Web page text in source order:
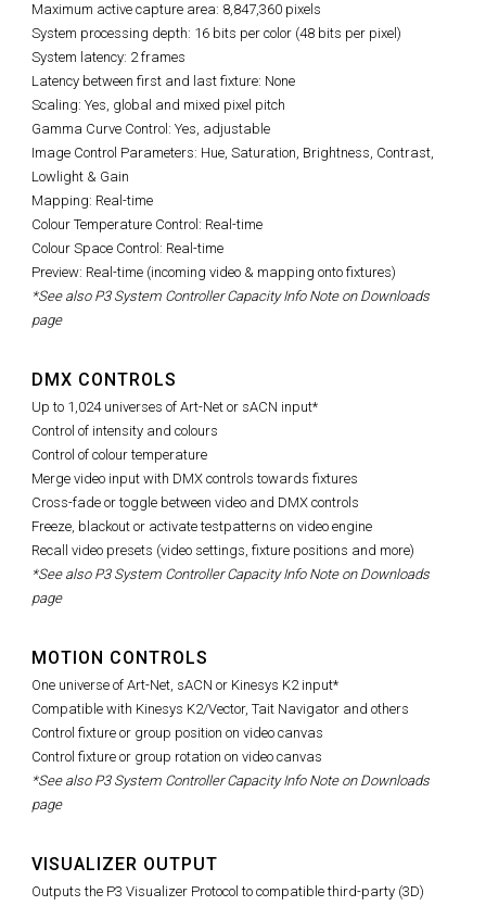
Maximum active capture area: 8,847,360 pixels
System processing depth: 16 bits per color (48 bits per pixel)
System latency: 2 frames
Latency between first and last fixture: None
Scaling: Yes, global and mixed pixel pitch
Gamma Curve Control: Yes, adjustable
Image Control Parameters: Hue, Saturation, Brightness, Contrast,
Lowlight & Gain
Mapping: Real-time
Colour Temperature Control: Real-time
Colour Space Control: Real-time
Preview: Real-time (incoming video & mapping onto fixtures)
*See also P3 System Controller Capacity Info Note on Downloads
page
DMX CONTROLS
Up to 1,024 universes of Art-Net or sACN input*
Control of intensity and colours
Control of colour temperature
Merge video input with DMX controls towards fixtures
Cross-fade or toggle between video and DMX controls
Freeze, blackout or activate testpatterns on video engine
Recall video presets (video settings, fixture positions and more)
*See also P3 System Controller Capacity Info Note on Downloads
page
MOTION CONTROLS
One universe of Art-Net, sACN or Kinesys K2 input*
Compatible with Kinesys K2/Vector, Tait Navigator and others
Control fixture or group position on video canvas
Control fixture or group rotation on video canvas
*See also P3 System Controller Capacity Info Note on Downloads
page
VISUALIZER OUTPUT
Outputs the P3 Visualizer Protocol to compatible third-party (3D)